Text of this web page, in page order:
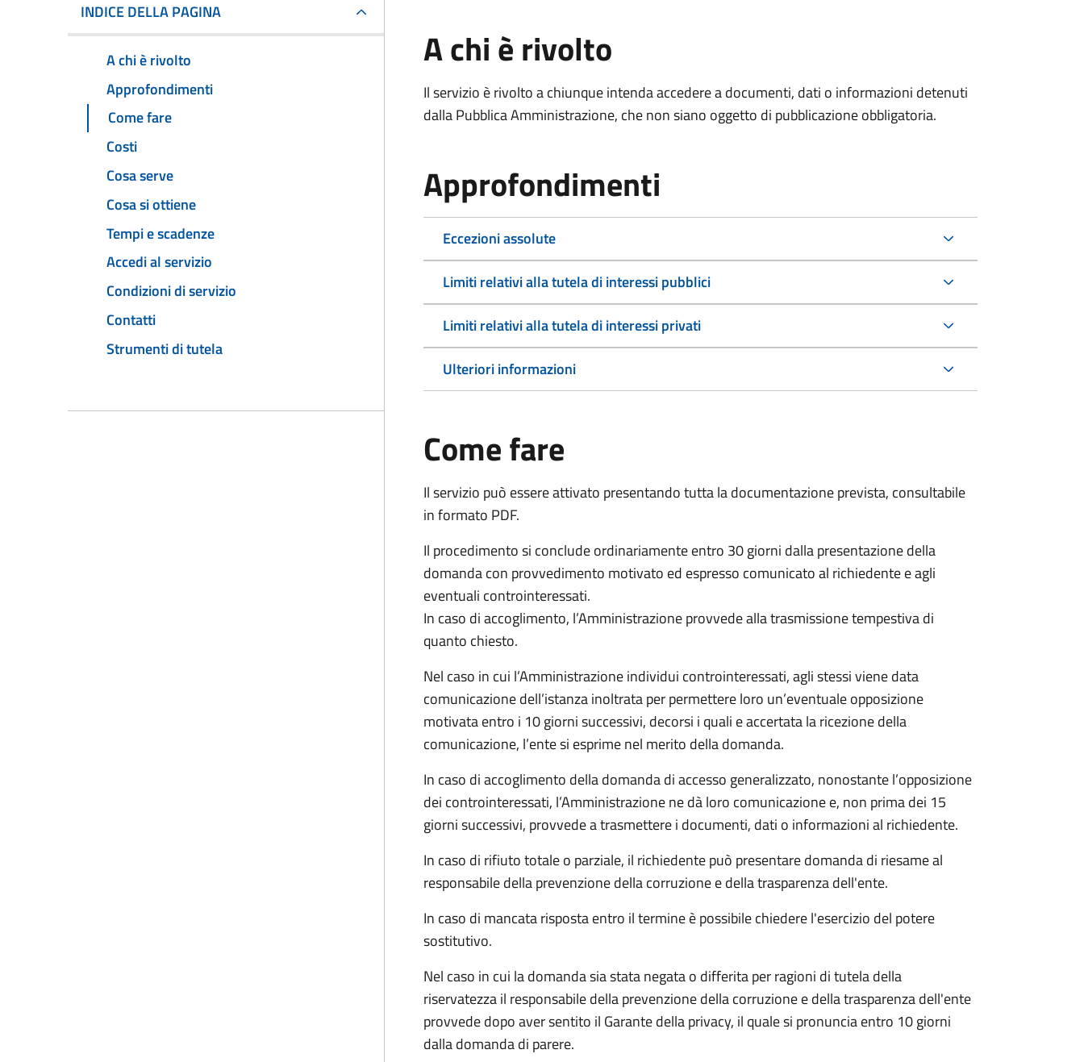
INDICE DELLA PAGINA
A chi è rivolto
Approfondimenti
Come fare
Costi
Cosa serve
Cosa si ottiene
Tempi e scadenze
Accedi al servizio
Condizioni di servizio
Contatti
Strumenti di tutela
A chi è rivolto
Il servizio è rivolto a chiunque intenda accedere a documenti, dati o informazioni detenuti
dalla Pubblica Amministrazione, che non siano oggetto di pubblicazione obbligatoria.
Approfondimenti
Eccezioni assolute
Limiti relativi alla tutela di interessi pubblici
Limiti relativi alla tutela di interessi privati
Ulteriori informazioni
Come fare
Il servizio può essere attivato presentando tutta la documentazione prevista, consultabile
in formato PDF.
Il procedimento si conclude ordinariamente entro 30 giorni dalla presentazione della
domanda con provvedimento motivato ed espresso comunicato al richiedente e agli
eventuali controinteressati.
In caso di accoglimento, l’Amministrazione provvede alla trasmissione tempestiva di
quanto chiesto.
Nel caso in cui l’Amministrazione individui controinteressati, agli stessi viene data
comunicazione dell’istanza inoltrata per permettere loro un’eventuale opposizione
motivata entro i 10 giorni successivi, decorsi i quali e accertata la ricezione della
comunicazione, l’ente si esprime nel merito della domanda.
In caso di accoglimento della domanda di accesso generalizzato, nonostante l’opposizione
dei controinteressati, l’Amministrazione ne dà loro comunicazione e, non prima dei 15
giorni successivi, provvede a trasmettere i documenti, dati o informazioni al richiedente.
In caso di rifiuto totale o parziale, il richiedente può presentare domanda di riesame al
responsabile della prevenzione della corruzione e della trasparenza dell'ente.
In caso di mancata risposta entro il termine è possibile chiedere l'esercizio del potere
sostitutivo.
Nel caso in cui la domanda sia stata negata o differita per ragioni di tutela della
riservatezza il responsabile della prevenzione della corruzione e della trasparenza dell'ente
provvede dopo aver sentito il Garante della privacy, il quale si pronuncia entro 10 giorni
dalla domanda di parere.